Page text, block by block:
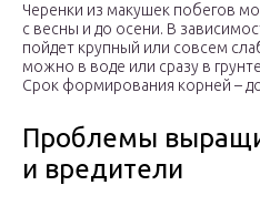
Черенки из макушек побегов
с весны и до осени. В
пойдет крупный или совсем
можно в воде или сразу в
Срок формирования корней –
Проблемы
и вредители